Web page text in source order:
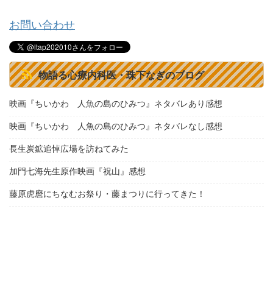
お問い合わせ
物語る心療内科医・珠下なぎのブログ
映画『ちいかわ 人魚の島のひみつ』ネタバレあり感想
映画『ちいかわ 人魚の島のひみつ』ネタバレなし感想
長生炭鉱追悼広場を訪ねてみた
加門七海先生原作映画『祝山』感想
藤原虎麿にちなむお祭り・藤まつりに行ってきた！